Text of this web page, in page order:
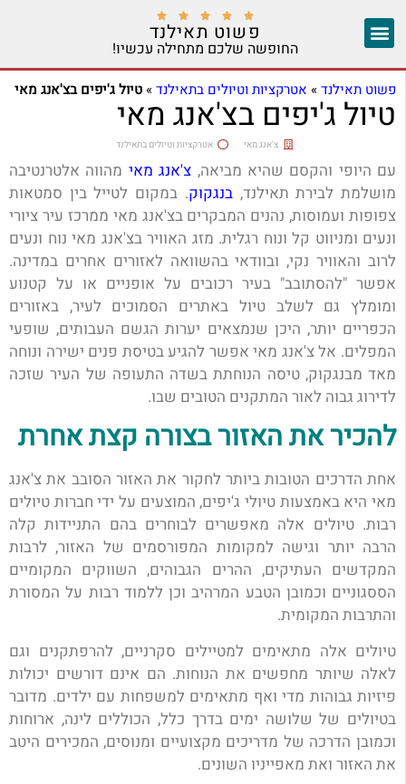





פשוט תאילנד
החופשה שלכם מתחילה עכשיו!
פשוט תאילנד» אטרקציות וטיולים בתאילנד» טיול ג'יפים בצ'אנג מאי
טיול ג'יפים בצ'אנג מאי
צ'אנג מאי אטרקציות וטיולים בתאילנד
עם היופי והקסם שהיא מביאה, צ'אנג מאי מהווה אלטרנטיבה
מושלמת לבירת תאילנד,בנגקוק. במקום לטייל בין סמטאות
צפופות ועמוסות, נהנים המבקרים בצ'אנג מאי ממרכז עיר ציורי
ונעים ומניווט קל ונוח רגלית. מזג האוויר בצ'אנג מאי נוח ונעים
לרוב והאוויר נקי, ובוודאי בהשוואה לאזורים אחרים במדינה.
אפשר "להסתובב" בעיר רכובים על אופניים או על קטנוע
ומומלץ גם לשלב טיול באתרים הסמוכים לעיר, באזורים
הכפריים יותר, היכן שנמצאים יערות הגשם העבותים, שופעי
המפלים. אל צ'אנג מאי אפשר להגיע בטיסת פנים ישירה ונוחה
מאד מבנגקוק, טיסה הנוחתת בשדה התעופה של העיר שזכה
לדירוג גבוה לאור המתקנים הטובים שבו.
להכיר את האזור בצורה קצת אחרת
אחת הדרכים הטובות ביותר לחקור את האזור הסובב את צ'אנג
מאי היא באמצעות טיולי ג'יפים, המוצעים על ידי חברות טיולים
רבות. טיולים אלה מאפשרים לבוחרים בהם התניידות קלה
הרבה יותר וגישה למקומות המפורסמים של האזור, לרבות
המקדשים העתיקים, ההרים הגבוהים, השווקים המקומיים
הססגוניים וכמובן הטבע המרהיב וכן ללמוד רבות על המסורת
והתרבות המקומית.
טיולים אלה מתאימים למטיילים סקרניים, להרפתקנים וגם
לאלה שיותר מחפשים את הנוחות. הם אינם דורשים יכולות
פיזיות גבוהות מדי ואף מתאימים למשפחות עם ילדים. מדובר
בטיולים של שלושה ימים בדרך כלל, הכוללים לינה, ארוחות
וכמובן הדרכה של מדריכים מקצועיים ומנוסים, המכירים היטב
את האזור ואת מאפייניו השונים.